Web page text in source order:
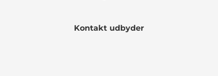
Kontakt udbyder